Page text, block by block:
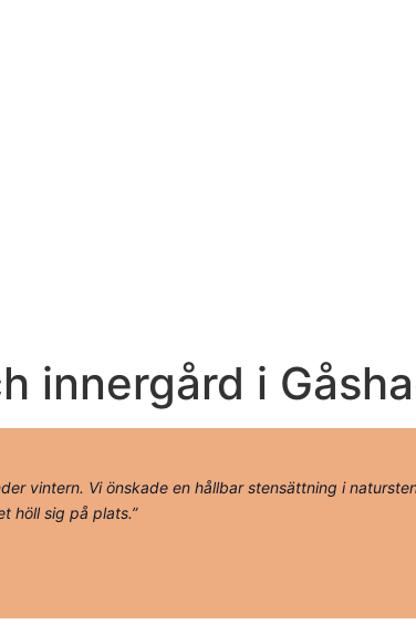
innergård i
vintern. Vi önskade en hållbar stensättning i
höll sig på plats.”